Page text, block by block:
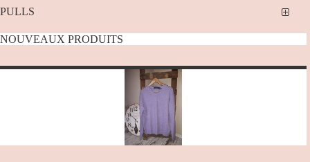
PULLS
NOUVEAUX PRODUITS